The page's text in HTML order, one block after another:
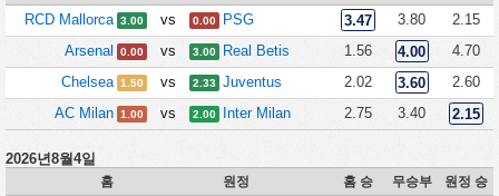
RCD Mallorca 3.00 vs 0.00 PSG 3.47 3.80
2.15
Arsenal
0.00 vs 3.00 Real Betis 1.56 4.00
4.70
Chelsea 1.50 vs 2.33 Juventus 2.02 3.60
2.60
AC Milan 1.00 vs 2.00 Inter Milan 2.75 3.40 2.15
2026년8월4일
홈 원정 홈 승 무승부 원정 승